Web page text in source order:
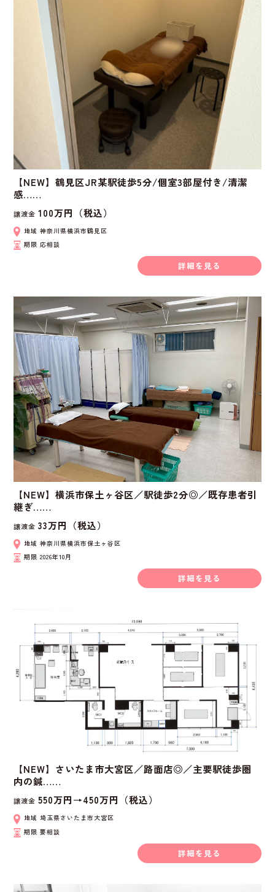
【NEW】鶴見区JR某駅徒歩5分/個室3部屋付き/清潔
感……
譲渡金100万円（税込）
地域神奈川県横浜市鶴見区
期限応相談
詳細を見る
【NEW】横浜市保土ヶ谷区／駅徒歩2分◎／既存患者引
継ぎ……
譲渡金33万円（税込）
地域神奈川県横浜市保土ヶ谷区
期限2026年10月
詳細を見る
【NEW】さいたま市大宮区／路面店◎／主要駅徒歩圏
内の鍼……
譲渡金550万円→450万円（税込）
地域埼玉県さいたま市大宮区
期限要相談
詳細を見る